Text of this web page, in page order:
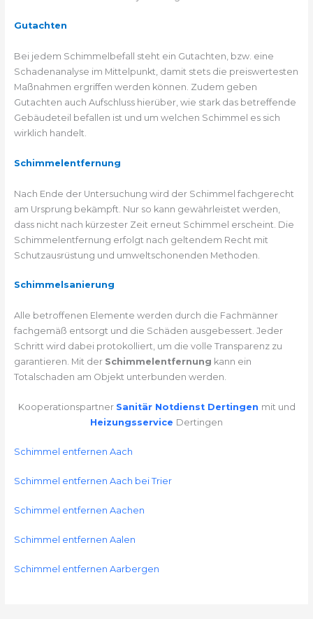
Gutachten
Bei jedem Schimmelbefall steht ein Gutachten, bzw. eine
Schadenanalyse im Mittelpunkt, damit stets die preiswertesten
Maßnahmen ergriffen werden können. Zudem geben
Gutachten auch Aufschluss hierüber, wie stark das betreffende
Gebäudeteil befallen ist und um welchen Schimmel es sich
wirklich handelt.
Schimmelentfernung
Nach Ende der Untersuchung wird der Schimmel fachgerecht
am Ursprung bekämpft. Nur so kann gewährleistet werden,
dass nicht nach kürzester Zeit erneut Schimmel erscheint. Die
Schimmelentfernung erfolgt nach geltendem Recht mit
Schutzausrüstung und umweltschonenden Methoden.
Schimmelsanierung
Alle betroffenen Elemente werden durch die Fachmänner
fachgemäß entsorgt und die Schäden ausgebessert. Jeder
Schritt wird dabei protokolliert, um die volle Transparenz zu
garantieren. Mit der Schimmelentfernung kann ein
Totalschaden am Objekt unterbunden werden.
Kooperationspartner Sanitär Notdienst Dertingen mit und
Heizungsservice Dertingen
Schimmel entfernen Aach
Schimmel entfernen Aach bei Trier
Schimmel entfernen Aachen
Schimmel entfernen Aalen
Schimmel entfernen Aarbergen